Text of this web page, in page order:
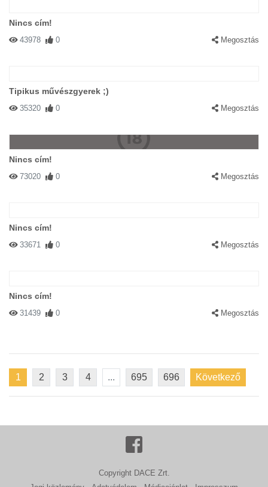
Nincs cím!
43978 0 Megosztás
Tipikus művészgyerek ;)
35320 0 Megosztás
Nincs cím!
73020 0 Megosztás
Nincs cím!
33671 0 Megosztás
Nincs cím!
31439 0 Megosztás
1 2 3 4 ... 695 696 Következő
Copyright DACE Zrt.